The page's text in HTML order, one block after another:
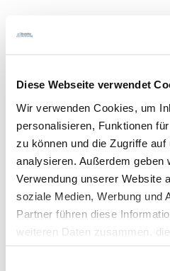
Diese Webseite verwendet
Wir verwenden Cookies, um
personalisieren, Funktionen
zu können und die Zugriffe
analysieren. Außerdem geben
Verwendung unserer Website
soziale Medien, Werbung und
Partner führen diese
weiteren Daten zusammen,
haben oder die sie im
Das könnte Sie
04.05.20 Elske Müller-Rawlins